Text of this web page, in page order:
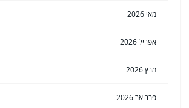
מאי 2026
אפריל 2026
מרץ 2026
פברואר 2026